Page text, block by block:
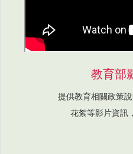
教育部
提供教育相關政策
花絮等影片資訊